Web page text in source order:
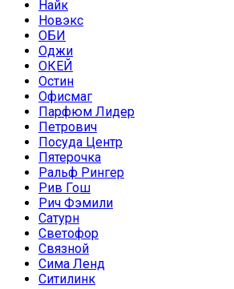
Найк
Новэкс
ОБИ
Оджи
ОКЕЙ
Остин
Офисмаг
Парфюм Лидер
Петрович
Посуда Центр
Пятерочка
Ральф Рингер
Рив Гош
Рич Фэмили
Сатурн
Светофор
Связной
Сима Ленд
Ситилинк